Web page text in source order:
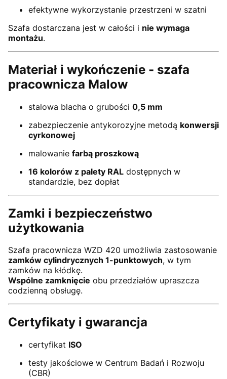
efektywne wykorzystanie przestrzeni w szatni
Szafa dostarczana jest w całości i nie wymaga
montażu.
Materiał i wykończenie - szafa
pracownicza Malow
stalowa blacha o grubości 0,5 mm
zabezpieczenie antykorozyjne metodą konwersji
cyrkonowej
malowanie farbą proszkową
16 kolorów z palety RAL dostępnych w
standardzie, bez dopłat
Zamki i bezpieczeństwo
użytkowania
Szafa pracownicza WZD 420 umożliwia zastosowanie
zamków cylindrycznych 1-punktowych, w tym
zamków na kłódkę.
Wspólne zamknięcie obu przedziałów upraszcza
codzienną obsługę.
Certyfikaty i gwarancja
certyfikat ISO
testy jakościowe w Centrum Badań i Rozwoju
(CBR)